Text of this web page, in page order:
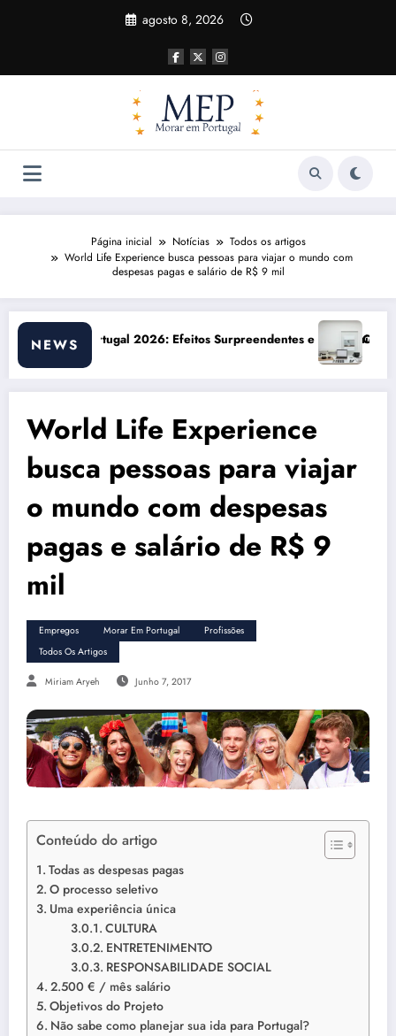
agosto 8, 2026
Página inicial Notícias
Todos os artigos
World Life Experience busca pessoas para viajar o mundo com
despesas pagas e salário de R$ 9 mil
NEWS
Surpreendentes e OportunidadesCusto de vida em Portugal 2026:
World Life Experience
busca pessoas para viajar
o mundo com despesas
pagas e salário de R$ 9
mil
Empregos Morar Em Portugal
Profissões
Todos Os Artigos
Miriam Aryeh Junho 7, 2017
Conteúdo do artigo
Todas as despesas pagas
O processo seletivo
Uma experiência única
CULTURA
ENTRETENIMENTO
RESPONSABILIDADE SOCIAL
2.500 € / mês salário
Objetivos do Projeto
Não sabe como planejar sua ida para Portugal?